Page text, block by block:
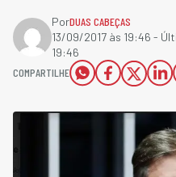
PorDUAS CABEÇAS
13/09/2017 às 19:46 -
19:46
COMPARTILHE